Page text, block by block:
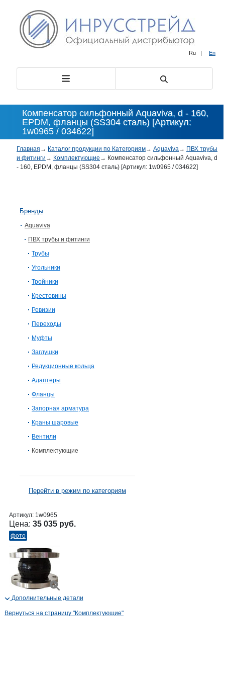
Ru | En
Компенсатор сильфонный Aquaviva, d - 160,
EPDM, фланцы (SS304 сталь) [Артикул:
1w0965 / 034622]
Главная → Каталог продукции по Категориям→ Aquaviva→ ПВХ трубы
и фитинги → Комплектующие → Компенсатор сильфонный Aquaviva, d
- 160, EPDM, фланцы (SS304 сталь) [Артикул: 1w0965 / 034622]
Бренды
Aquaviva
ПВХ трубы и фитинги
Трубы
Угольники
Тройники
Крестовины
Ревизии
Переходы
Муфты
Заглушки
Редукционные кольца
Адаптеры
Фланцы
Запорная арматура
Краны шаровые
Вентили
Комплектующие
Перейти в режим по категориям
Артикул: 1w0965
Цена: 35 035 руб.
фото
Дополнительные детали
Вернуться на страницу "Комплектующие"